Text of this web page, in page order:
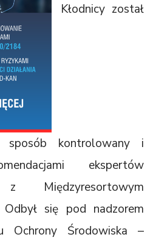
Kłodnicy został
sposób kontrolowany i
ekspertów
z Międzyresortowym
się pod nadzorem
Ochrony Środowiska –